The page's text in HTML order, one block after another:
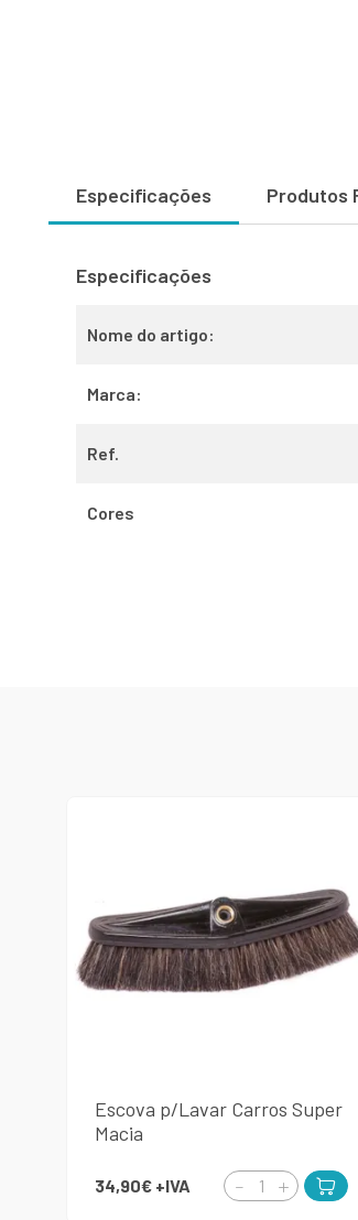
Especificações Produtos
Especificações
Nome do artigo:
Marca:
Ref.
Cores
Escova p/Lavar Carros Super
Macia
34,90€ +IVA